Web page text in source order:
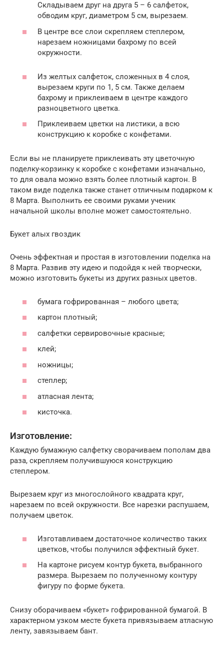
Складываем друг на друга 5 – 6 салфеток,
обводим круг, диаметром 5 см, вырезаем.
В центре все слои скрепляем степлером,
нарезаем ножницами бахрому по всей
окружности.
Из желтых салфеток, сложенных в 4 слоя,
вырезаем круги по 1, 5 см. Также делаем
бахрому и приклеиваем в центре каждого
разноцветного цветка.
Приклеиваем цветки на листики, а всю
конструкцию к коробке с конфетами.
Если вы не планируете приклеивать эту цветочную
поделку-корзинку к коробке с конфетами изначально,
то для овала можно взять более плотный картон. В
таком виде поделка также станет отличным подарком к
8 Марта. Выполнить ее своими руками ученик
начальной школы вполне может самостоятельно.
Букет алых гвоздик
Очень эффектная и простая в изготовлении поделка на
8 Марта. Развив эту идею и подойдя к ней творчески,
можно изготовить букеты из других разных цветов.
бумага гофрированная – любого цвета;
картон плотный;
салфетки сервировочные красные;
клей;
ножницы;
степлер;
атласная лента;
кисточка.
Изготовление:
Каждую бумажную салфетку сворачиваем пополам два
раза, скрепляем получившуюся конструкцию
степлером.
Вырезаем круг из многослойного квадрата круг,
нарезаем по всей окружности. Все нарезки распушаем,
получаем цветок.
Изготавливаем достаточное количество таких
цветков, чтобы получился эффектный букет.
На картоне рисуем контур букета, выбранного
размера. Вырезаем по полученному контуру
фигуру по форме букета.
Снизу оборачиваем «букет» гофрированной бумагой. В
характерном узком месте букета привязываем атласную
ленту, завязываем бант.